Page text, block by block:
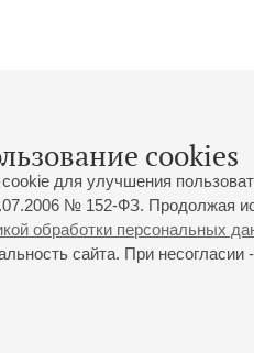
cookies
для улучшения
№ 152-ФЗ. Продолжая
обработки персональных
сайта. При несогласии
Михайловская ул., 2